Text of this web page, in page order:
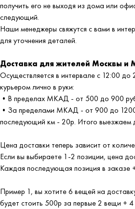
получить его не выходя из дома или
следующий.
Наши менеджеры свяжутся с вами в
для уточнения деталей.
Доставка для жителей Москвы и
Осуществляется в интервале с 12:00 до
курьером лично в руки:
•В пределах МКАД - от 500 до 900
•За пределами МКАД - от 900 до
последующий км - 20р. Итого
Цена доставки теперь зависит от
Если вы выбираете 1-2 позиции, цена
Каждая последующая позиция в заказе
Пример 1, вы хотите 6 вещей на
будет стоить 500р за первые 2 вещи +